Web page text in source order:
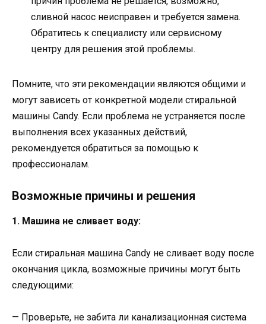
сливной насос неисправен и требуется замена.
Обратитесь к специалисту или сервисному
центру для решения этой проблемы.
Помните, что эти рекомендации являются общими и
могут зависеть от конкретной модели стиральной
машины Candy. Если проблема не устраняется после
выполнения всех указанных действий,
рекомендуется обратиться за помощью к
профессионалам.
Возможные причины и решения
1. Машина не сливает воду:
Если стиральная машина Candy не сливает воду после
окончания цикла, возможные причины могут быть
следующими:
— Проверьте, не забита ли канализационная система